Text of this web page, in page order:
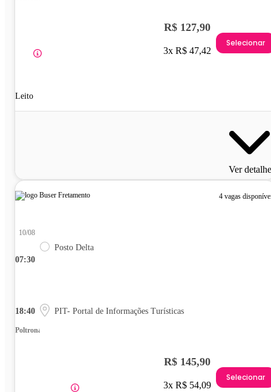
Leito
R$ 127,90
3x R$ 47,42
Selecionar
Ver
4 vagas
07:30
10/08
Posto Delta
18:40 PIT- Portal de Informações Turísticas
Poltrona
R$ 145,90
3x R$ 54,09
Selecionar